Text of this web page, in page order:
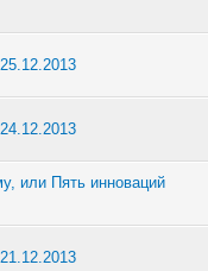
или Пять инноваций